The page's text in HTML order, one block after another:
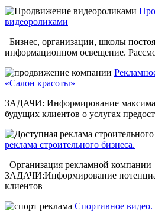
видеороликами
Бизнес, организации, школы
информационном освещение.
«Салон красоты»
ЗАДАЧИ: Информирование
будущих клиентов о услугах
реклама строительного бизнеса.
Организация рекламной компании
ЗАДАЧИ:Информирование
клиентов
Спортивное видео.